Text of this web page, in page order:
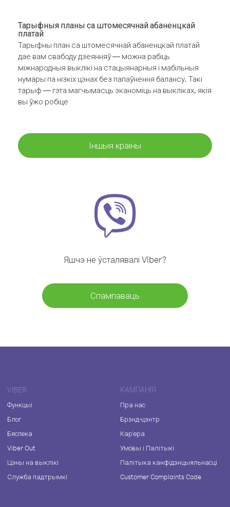
Тарыфныя планы са штомесячнай абаненцкай
платай
Тарыфны план са штомесячнай абаненцкай платай
дае вам свабоду дзеянняў — можна рабіць
міжнародныя выклікі на стацыянарныя і мабільныя
нумары па нізкіх цэнах без папаўнення балансу. Такі
тарыф — гэта магчымасць эканоміць на выкліках, якія
вы ўжо робіце
Іншыя краіны
Яшчэ не ўсталявалі Viber?
Спампаваць
VIBER
Функцыі
Блог
Бяспека
Viber Out
Цэны на выклікі
Служба падтрымкі
КАМПАНІЯ
Пра нас
Брэнд-цэнтр
Кар'ера
Умовы і Палітыкі
Палітыка канфідэнцыяльнасці
Customer Complaints Code